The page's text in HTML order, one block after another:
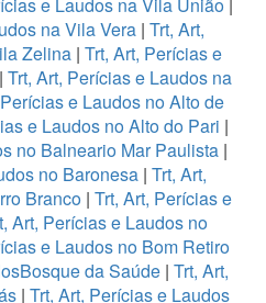
e Laudos na Vila União|
na Vila Vera| Trt, Art,
Zelina | Trt, Art, Perícias e
Trt, Art, Perícias e Laudos na
e Laudos no Alto de
e Laudos no Alto do Pari |
no Balneario Mar Paulista |
no Baronesa| Trt, Art,
Branco| Trt, Art, Perícias e
Art, Perícias e Laudos no
e Laudos no Bom Retiro
da Saúde | Trt, Art,
| Trt, Art, Perícias e Laudos